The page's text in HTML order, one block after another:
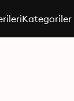
Kategoriler